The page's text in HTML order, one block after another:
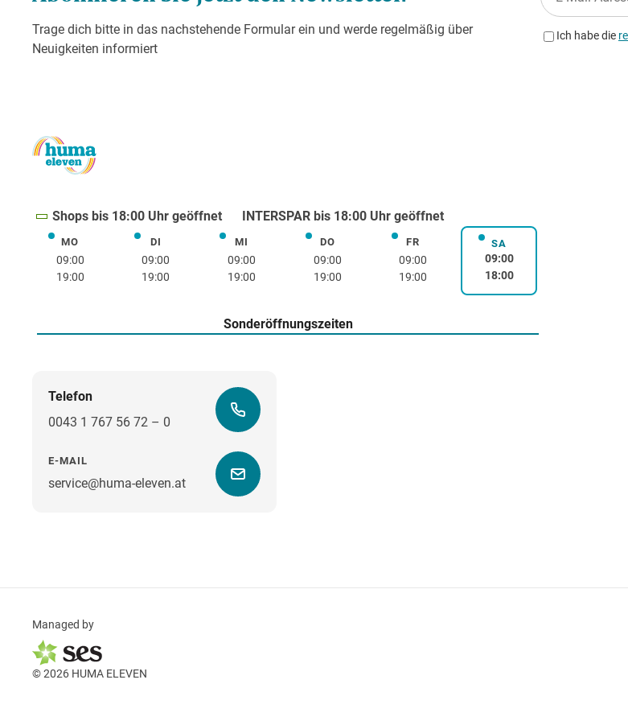
Shops bis 18:00 Uhr geöffnet INTERSPAR bis 18:00 Uhr geöffnet
MOMontag
09:00
19:00
DIDienstag
09:00
19:00
MIMittwoch
09:00
19:00
DODonnerstag
09:00
19:00
FRFreitag
09:00
19:00
SASamstag
09:00
18:00
Sonderöffnungszeiten
Telefon
0043 1 767 56 72 – 0
E-MAIL
service@huma-eleven.at
Managed by
© 2026 HUMA ELEVEN